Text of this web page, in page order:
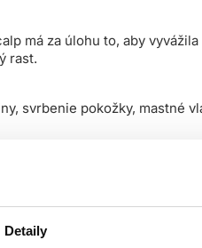
Detaily
má za úlohu to, aby
rast.
svrbenie pokožky, mastné